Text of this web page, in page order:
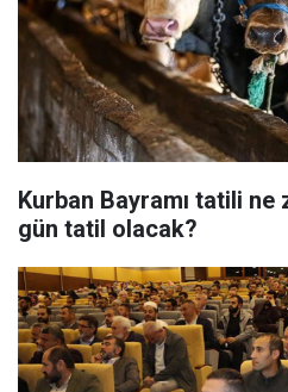
Kurban Bayramı tatili ne
gün tatil olacak?